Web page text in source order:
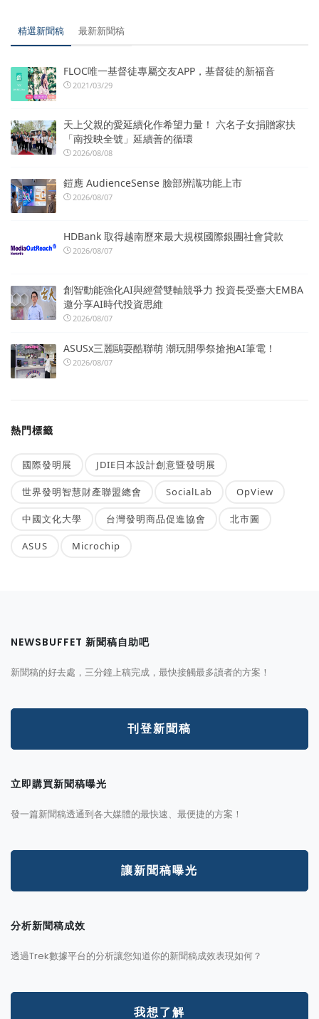
精選新聞稿 最新新聞稿
FLOC唯一基督徒專屬交友APP，基督徒的新福音
2021/03/29
天上父親的愛延續化作希望力量！ 六名子女捐贈家扶
「南投映全號」延續善的循環
2026/08/08
鎧應 AudienceSense 臉部辨識功能上市
2026/08/07
HDBank 取得越南歷來最大規模國際銀團社會貸款
2026/08/07
創智動能強化AI與經營雙軸競爭力 投資長受臺大EMBA
邀分享AI時代投資思維
2026/08/07
ASUSx三麗鷗耍酷聯萌 潮玩開學祭搶抱AI筆電！
2026/08/07
熱門標籤
國際發明展 JDIE日本設計創意暨發明展
世界發明智慧財產聯盟總會 SocialLab OpView
中國文化大學 台灣發明商品促進協會 北市圖
ASUS Microchip
NEWSBUFFET 新聞稿自助吧
新聞稿的好去處，三分鐘上稿完成，最快接觸最多讀者的方案！
刊登新聞稿
立即購買新聞稿曝光
發一篇新聞稿透通到各大媒體的最快速、最便捷的方案！
讓新聞稿曝光
分析新聞稿成效
透過Trek數據平台的分析讓您知道你的新聞稿成效表現如何？
我想了解